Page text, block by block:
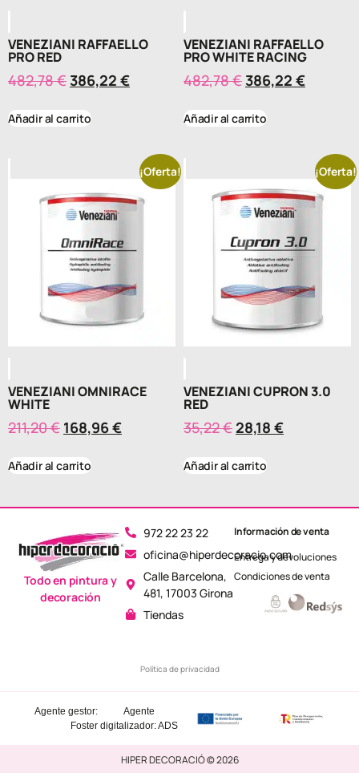
VENEZIANI RAFFAELLO
PRO RED
482,78€ 386,22 €
Añadir al carrito
VENEZIANI RAFFAELLO
PRO WHITE RACING
482,78€ 386,22 €
Añadir al carrito
¡Oferta!
VENEZIANI OMNIRACE
WHITE
211,20€ 168,96€
Añadir al carrito
¡Oferta!
VENEZIANI CUPRON 3.0
RED
35,22€ 28,18 €
Añadir al carrito
972 22 23 22
oficina@hiperdecoracio.com
Calle Barcelona, ​​
481, 17003 Girona
Tiendas
Política de privacidad
Todo en pintura y
decoración
Información de venta
Entrega y devoluciones
Condiciones de venta
Agente
digitalizador: ADS
Agente gestor:
Foster
HIPER DECORACIÓ © 2026